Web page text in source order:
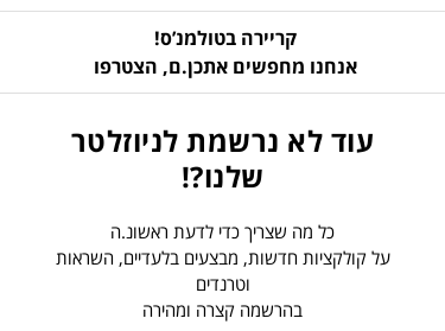
קריירה בטולמנ’ס!
אנחנו מחפשים אתכן.ם, הצטרפו
עוד לא נרשמת לניוזלטר
שלנו?!
כל מה שצריך כדי לדעת ראשונ.ה
על קולקציות חדשות, מבצעים בלעדיים, השראות
וטרנדים
בהרשמה קצרה ומהירה